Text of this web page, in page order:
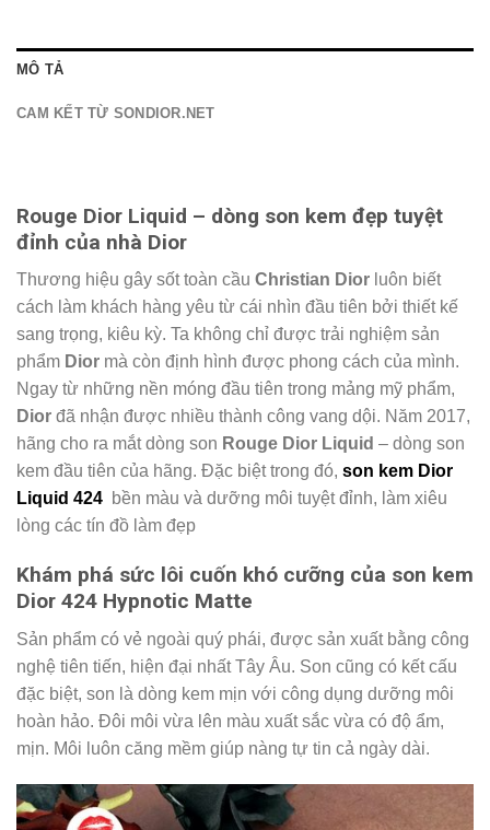
MÔ TẢ
CAM KẾT TỪ SONDIOR.NET
Rouge Dior Liquid – dòng son kem đẹp tuyệt
đỉnh của nhà Dior
Thương hiệu gây sốt toàn cầu Christian Dior luôn biết
cách làm khách hàng yêu từ cái nhìn đầu tiên bởi thiết kế
sang trọng, kiêu kỳ. Ta không chỉ được trải nghiệm sản
phẩm Dior mà còn định hình được phong cách của mình.
Ngay từ những nền móng đầu tiên trong mảng mỹ phẩm,
Dior đã nhận được nhiều thành công vang dội. Năm 2017,
hãng cho ra mắt dòng son Rouge Dior Liquid – dòng son
kem đầu tiên của hãng. Đặc biệt trong đó, son kem Dior
Liquid 424 bền màu và dưỡng môi tuyệt đỉnh, làm xiêu
lòng các tín đồ làm đẹp
Khám phá sức lôi cuốn khó cưỡng của son kem
Dior 424 Hypnotic Matte
Sản phẩm có vẻ ngoài quý phái, được sản xuất bằng công
nghệ tiên tiến, hiện đại nhất Tây Âu. Son cũng có kết cấu
đặc biệt, son là dòng kem mịn với công dụng dưỡng môi
hoàn hảo. Đôi môi vừa lên màu xuất sắc vừa có độ ẩm,
mịn. Môi luôn căng mềm giúp nàng tự tin cả ngày dài.